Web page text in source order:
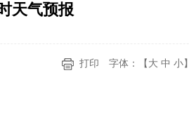
天气预报
打印 字体：【 大 中 小】